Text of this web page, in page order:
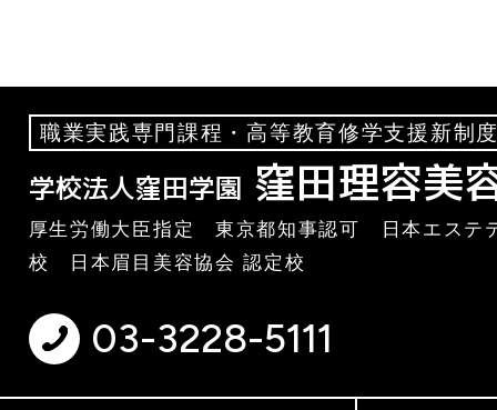
職業実践専門課程・高等教育修学支援新制
学校法人窪田学園 窪田理容美
厚生労働大臣指定 東京都知事認可 日本エステ
校 日本眉目美容協会 認定校
03-3228-5111